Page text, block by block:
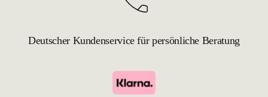
Deutscher Kundenservice für persönliche Beratung